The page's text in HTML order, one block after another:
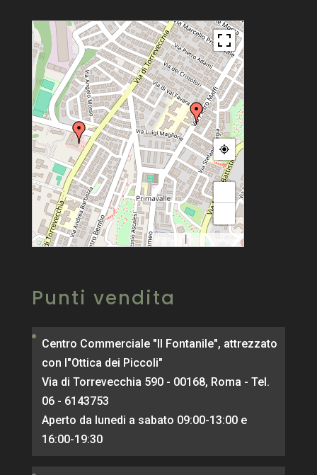
© OpenStreetMap
Punti vendita
Centro Commerciale "Il Fontanile", attrezzato
con l"Ottica dei Piccoli"
Via di Torrevecchia 590 - 00168, Roma - Tel.
06 - 6143753
Aperto da lunedi a sabato 09:00-13:00 e
16:00-19:30